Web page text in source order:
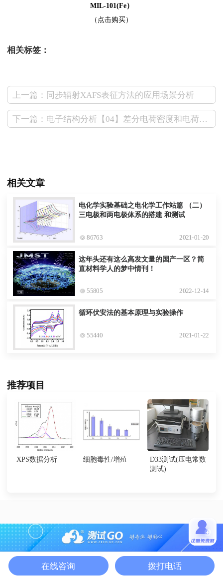
MIL-101(Fe）
（点击购买）
相关标签：
上一篇：同步辐射XAFS表征方法的应用场景分析
下一篇：电子结构分析【04】差分电荷密度和电荷布居要如何分析？要点在这里
相关文章
电化学实验基础之电化学工作站篇 （二）
三电极和两电极体系的搭建 和测试
86763 2021-01-20
这年头还有这么高发文量的国产一区？简
直材料学人的梦中情刊！
55805 2022-12-14
循环伏安法的基本原理与实验操作
55440 2021-01-22
推荐项目
XPS数据分析 细胞毒性/增殖
D33测试(压电常数
测试)
在线咨询 拨打电话